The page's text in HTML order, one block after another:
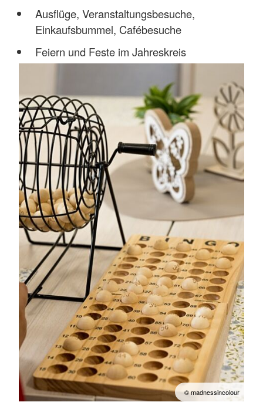
Ausflüge, Veranstaltungsbesuche,
Einkaufsbummel, Cafébesuche
Feiern und Feste im Jahreskreis
© madnessincolour